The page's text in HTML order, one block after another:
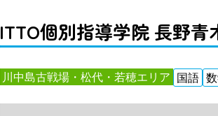
ITTO個別指導学院 長野青
川中島古戦場・松代・若穂エリア 国語